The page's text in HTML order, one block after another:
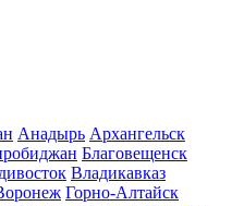
Анадырь Архангельск
Благовещенск
Владикавказ
Горно-Алтайск